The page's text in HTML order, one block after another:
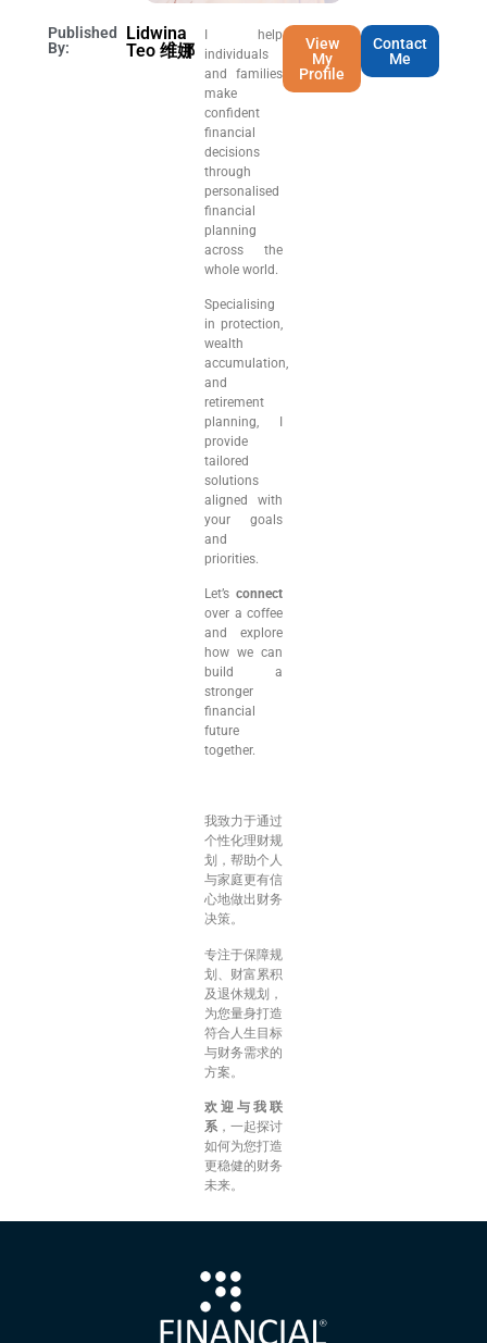
Published
By:
Lidwina
Teo 维娜
I help
individuals
and families
make
confident
financial
decisions
through
personalised
financial
planning
across the
whole world.
Specialising
in protection,
wealth
accumulation,
and
retirement
planning, I
provide
tailored
solutions
aligned with
your goals
and
priorities.
Let’s connect
over a coffee
and explore
how we can
build a
stronger
financial
future
together.
我致力于通过
个性化理财规
划，帮助个人
与家庭更有信
心地做出财务
决策。
专注于保障规
划、财富累积
及退休规划，
为您量身打造
符合人生目标
与财务需求的
方案。
欢迎与我联
系 ，一起探讨
如何为您打造
更稳健的财务
未来。
View
My
Profile
Contact
Me